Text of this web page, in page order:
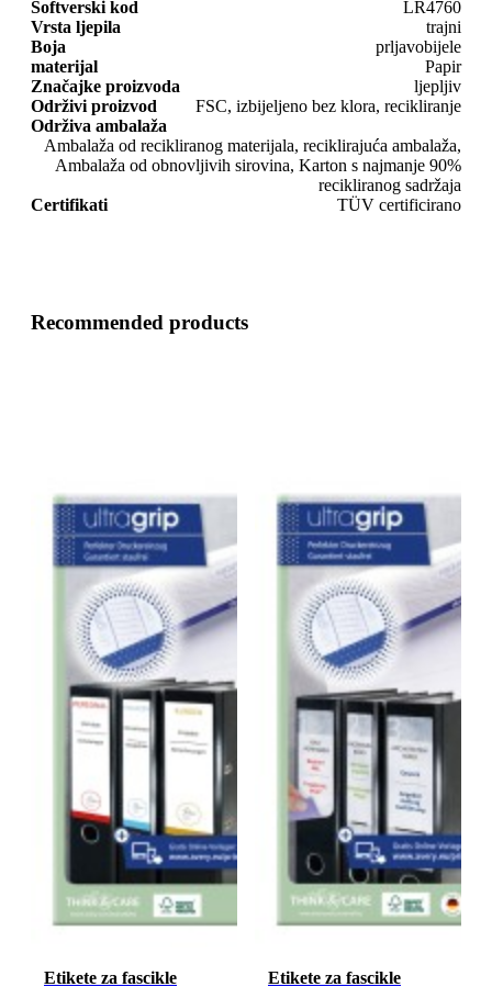
Softverski kod
LR4760
Vrsta ljepila
trajni
Boja
prljavobijele
materijal
Papir
Značajke proizvoda
ljepljiv
Održivi proizvod
FSC, izbijeljeno bez klora, recikliranje
Održiva ambalaža
Ambalaža od recikliranog materijala, reciklirajuća ambalaža,
Ambalaža od obnovljivih sirovina, Karton s najmanje 90%
recikliranog sadržaja
Certifikati
TÜV certificirano
Recommended products
Etikete za fascikle
Etikete za fascikle